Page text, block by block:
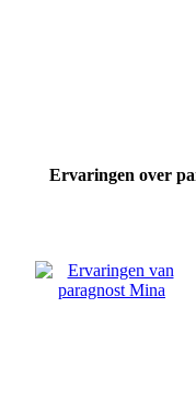
Ervaringen over